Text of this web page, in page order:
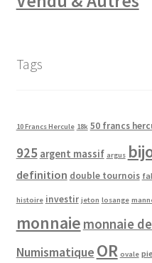
Tags
10 Francs Hercule 18k 50 francs
925 argent massif argus
definition double tournois
histoire investir jeton losange
monnaie monnaie
Numismatique OR ovale